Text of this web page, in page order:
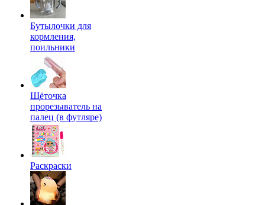
Бутылочки для
кормления,
поильники
Щёточка
прорезыватель на
палец (в футляре)
Раскраски